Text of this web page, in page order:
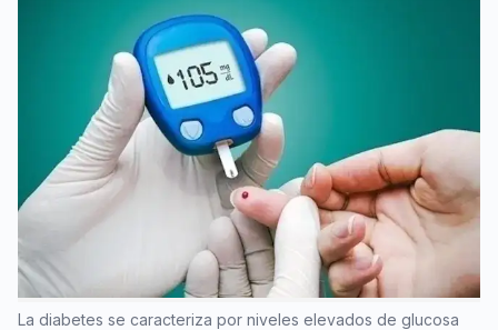
La diabetes se caracteriza por niveles elevados de glucosa